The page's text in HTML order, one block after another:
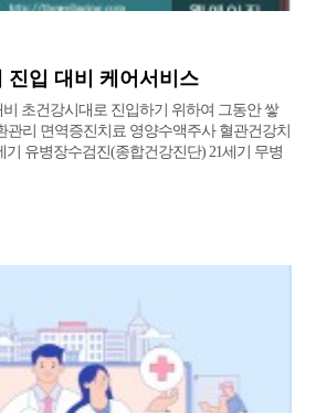
진입 대비 케어서비스
비 초건강시대로 진입하기 위하여 그동안 쌓
관리 면역증진치료 영양수액주사 혈관건강치
기 유병장수검진(종합건강진단) 21세기 무병